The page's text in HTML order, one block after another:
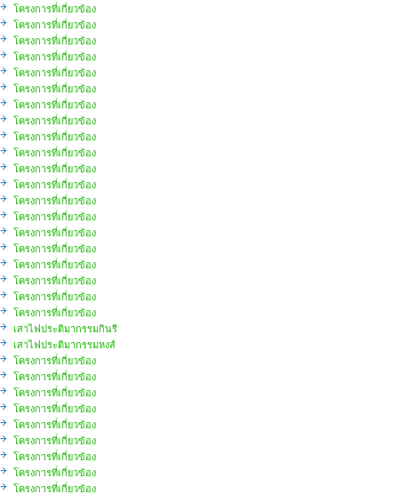
โครงการที่เกี่ยวข้อง
โครงการที่เกี่ยวข้อง
โครงการที่เกี่ยวข้อง
โครงการที่เกี่ยวข้อง
โครงการที่เกี่ยวข้อง
โครงการที่เกี่ยวข้อง
โครงการที่เกี่ยวข้อง
โครงการที่เกี่ยวข้อง
โครงการที่เกี่ยวข้อง
โครงการที่เกี่ยวข้อง
โครงการที่เกี่ยวข้อง
โครงการที่เกี่ยวข้อง
โครงการที่เกี่ยวข้อง
โครงการที่เกี่ยวข้อง
โครงการที่เกี่ยวข้อง
โครงการที่เกี่ยวข้อง
โครงการที่เกี่ยวข้อง
โครงการที่เกี่ยวข้อง
โครงการที่เกี่ยวข้อง
โครงการที่เกี่ยวข้อง
เสาไฟประติมากรรมกินรี
เสาไฟประติมากรรมหงส์
โครงการที่เกี่ยวข้อง
โครงการที่เกี่ยวข้อง
โครงการที่เกี่ยวข้อง
โครงการที่เกี่ยวข้อง
โครงการที่เกี่ยวข้อง
โครงการที่เกี่ยวข้อง
โครงการที่เกี่ยวข้อง
โครงการที่เกี่ยวข้อง
โครงการที่เกี่ยวข้อง